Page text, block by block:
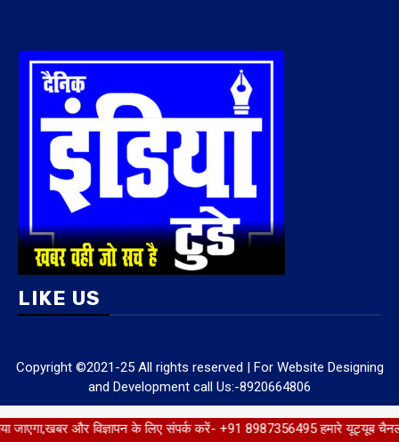
LIKE US
Copyright ©2021-25 All rights reserved | For Website Designing
and Development call Us:-8920664806
के लिए संपर्क करें- +91 8987356495 हमारे यूट्यूब चैनल को सब्सक्राइब